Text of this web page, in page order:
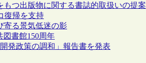
もつ出版物に関する書誌的取扱いの提案
復帰を支持
寄る景気低迷の影
図書館150周年
発政策の調和」報告書を発表